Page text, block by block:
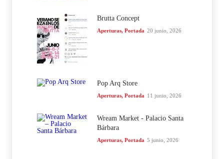
Brutta Concept
Aperturas, Portada 20 junio, 2026
Pop Arq Store
Aperturas, Portada 11 junio, 2026
Wream Market - Palacio Santa
Bárbara
Aperturas, Portada 5 junio, 2026